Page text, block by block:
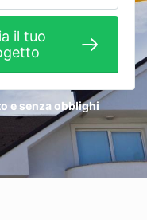
il tuo
e senza obblighi